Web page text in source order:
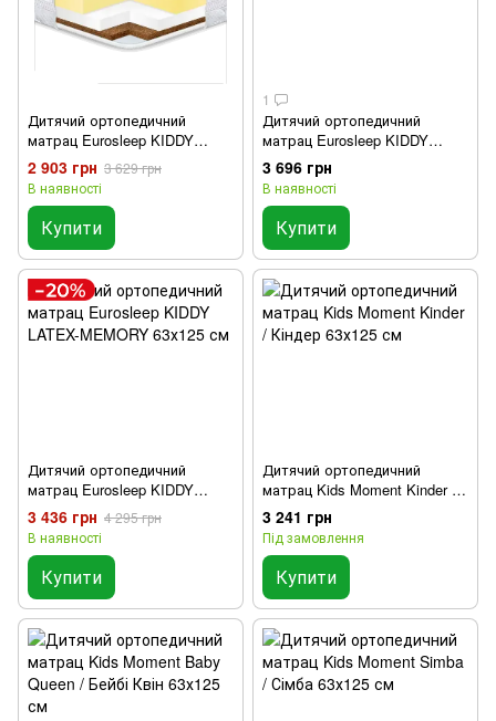
Дитячий ортопедичний
матрац Eurosleep KIDDY
COCOS-MEMORY 63х125 см
2 903 грн 3 629 грн
В наявності
Купити
1
Дитячий ортопедичний
матрац Eurosleep KIDDY
COCOS-LATEX 63х125 см
3 696 грн
В наявності
Купити
Дитячий ортопедичний
матрац Eurosleep KIDDY
LATEX-MEMORY 63х125 см
3 436 грн 4 295 грн
В наявності
Купити
Дитячий ортопедичний
матрац Kids Moment Kinder /
Кіндер 63х125 см
3 241 грн
Під замовлення
Купити